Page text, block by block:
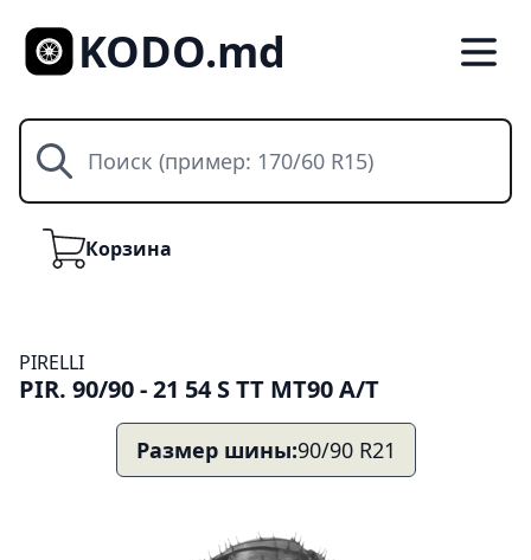
KODO.md
Поиск
КорзинаКорзина
PIRELLI
PIR. 90/90 - 21 54 S TT MT90 A/T
Размер шины:90/90 R21